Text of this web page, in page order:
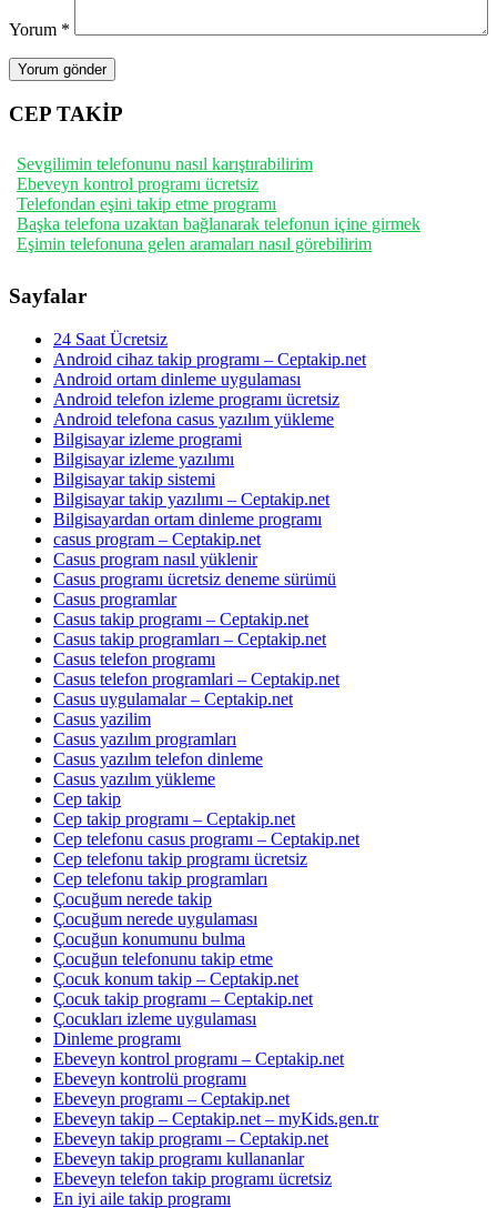
Yorum *
CEP TAKİP
Sevgilimin telefonunu nasıl karıştırabilirim
Ebeveyn kontrol programı ücretsiz
Telefondan eşini takip etme programı
Başka telefona uzaktan bağlanarak telefonun içine girmek
Eşimin telefonuna gelen aramaları nasıl görebilirim
Sayfalar
24 Saat Ücretsiz
Android cihaz takip programı – Ceptakip.net
Android ortam dinleme uygulaması
Android telefon izleme programı ücretsiz
Android telefona casus yazılım yükleme
Bilgisayar izleme programi
Bilgisayar izleme yazılımı
Bilgisayar takip sistemi
Bilgisayar takip yazılımı – Ceptakip.net
Bilgisayardan ortam dinleme programı
casus program – Ceptakip.net
Casus program nasıl yüklenir
Casus programı ücretsiz deneme sürümü
Casus programlar
Casus takip programı – Ceptakip.net
Casus takip programları – Ceptakip.net
Casus telefon programı
Casus telefon programlari – Ceptakip.net
Casus uygulamalar – Ceptakip.net
Casus yazilim
Casus yazılım programları
Casus yazılım telefon dinleme
Casus yazılım yükleme
Cep takip
Cep takip programı – Ceptakip.net
Cep telefonu casus programı – Ceptakip.net
Cep telefonu takip programı ücretsiz
Cep telefonu takip programları
Çocuğum nerede takip
Çocuğum nerede uygulaması
Çocuğun konumunu bulma
Çocuğun telefonunu takip etme
Çocuk konum takip – Ceptakip.net
Çocuk takip programı – Ceptakip.net
Çocukları izleme uygulaması
Dinleme programı
Ebeveyn kontrol programı – Ceptakip.net
Ebeveyn kontrolü programı
Ebeveyn programı – Ceptakip.net
Ebeveyn takip – Ceptakip.net – myKids.gen.tr
Ebeveyn takip programı – Ceptakip.net
Ebeveyn takip programı kullananlar
Ebeveyn telefon takip programı ücretsiz
En iyi aile takip programı